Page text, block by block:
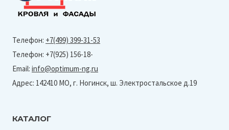
Телефон: +7(499) 399-31-53
Телефон: +7(925) 156-18-
Email: info@optimum-ng.ru
Адрес: 142410 МО, г. Ногинск, ш. Электростальское д.19
КАТАЛОГ